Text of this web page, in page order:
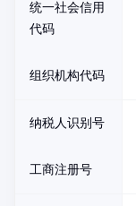
统一社会信用
代码
组织机构代码
纳税人识别号
工商注册号